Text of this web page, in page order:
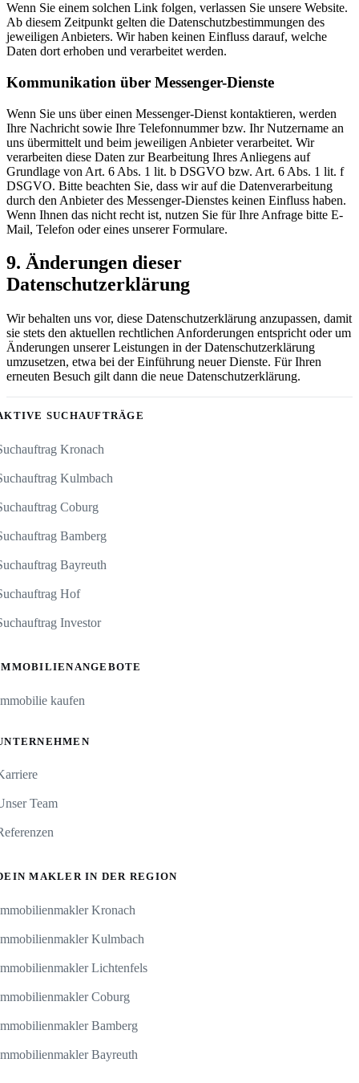
Wenn Sie einem solchen Link folgen, verlassen Sie unsere Website.
Ab diesem Zeitpunkt gelten die Datenschutzbestimmungen des
jeweiligen Anbieters. Wir haben keinen Einfluss darauf, welche
Daten dort erhoben und verarbeitet werden.
Kommunikation über Messenger-Dienste
Wenn Sie uns über einen Messenger-Dienst kontaktieren, werden
Ihre Nachricht sowie Ihre Telefonnummer bzw. Ihr Nutzername an
uns übermittelt und beim jeweiligen Anbieter verarbeitet. Wir
verarbeiten diese Daten zur Bearbeitung Ihres Anliegens auf
Grundlage von Art. 6 Abs. 1 lit. b DSGVO bzw. Art. 6 Abs. 1 lit. f
DSGVO. Bitte beachten Sie, dass wir auf die Datenverarbeitung
durch den Anbieter des Messenger-Dienstes keinen Einfluss haben.
Wenn Ihnen das nicht recht ist, nutzen Sie für Ihre Anfrage bitte E-
Mail, Telefon oder eines unserer Formulare.
9. Änderungen dieser
Datenschutzerklärung
Wir behalten uns vor, diese Datenschutzerklärung anzupassen, damit
sie stets den aktuellen rechtlichen Anforderungen entspricht oder um
Änderungen unserer Leistungen in der Datenschutzerklärung
umzusetzen, etwa bei der Einführung neuer Dienste. Für Ihren
erneuten Besuch gilt dann die neue Datenschutzerklärung.
SUCHAUFTRÄGE
Kronach
Kulmbach
Coburg
Bamberg
Bayreuth
Hof
Investor
kaufen
Team
MAKLER IN DER REGION
Kronach
Kulmbach
Lichtenfels
Coburg
Bamberg
Bayreuth